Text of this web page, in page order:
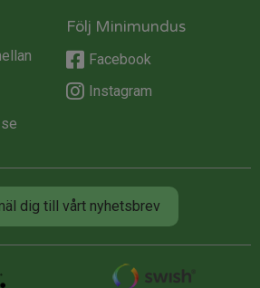
Följ Minimundus
Facebook
Instagram
dig till vårt nyhetsbrev